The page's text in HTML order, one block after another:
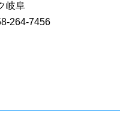
岐阜
264-7456